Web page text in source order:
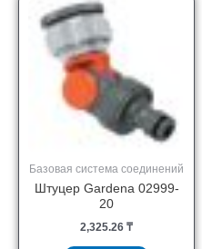
Базовая система соединений
Штуцер Gardena 02999-
20
2,325.26 ₸